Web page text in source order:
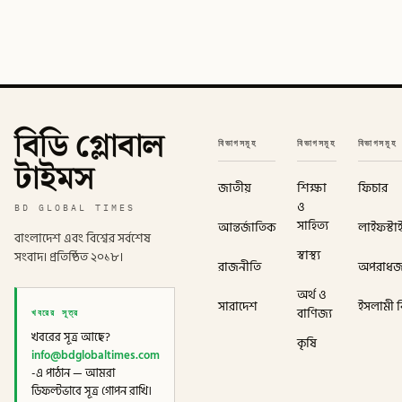
বিডি গ্লোবাল
টাইমস
BD GLOBAL TIMES
বাংলাদেশ এবং বিশ্বের সর্বশেষ
সংবাদ। প্রতিষ্ঠিত ২০১৮।
খবরের সূত্র
খবরের সূত্র আছে?
info@bdglobaltimes.com
-এ পাঠান — আমরা
ডিফল্টভাবে সূত্র গোপন রাখি।
বিভাগসমূহ
জাতীয়
আন্তর্জাতিক
রাজনীতি
সারাদেশ
বিভাগসমূহ
শিক্ষা
ও
সাহিত্য
স্বাস্থ্য
অর্থ ও
বাণিজ্য
কৃষি
বিভাগসমূহ
ফিচার
ইসলামী